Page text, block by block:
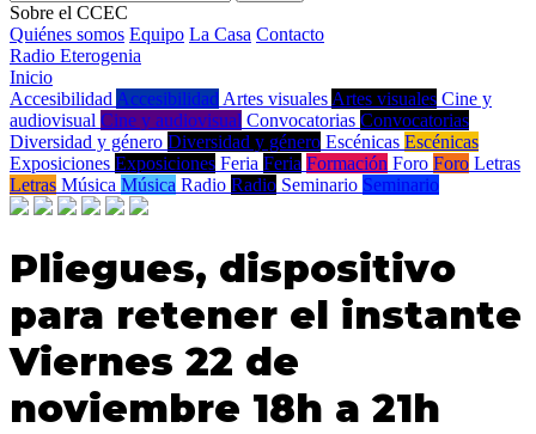
Sobre el CCEC
Quiénes somos Equipo La Casa Contacto
Radio Eterogenia
Inicio
Accesibilidad Accesibilidad Artes visuales Artes visuales Cine y
audiovisual Cine y audiovisual Convocatorias Convocatorias
Diversidad y género Diversidad y género Escénicas Escénicas
Exposiciones Exposiciones Feria Feria Formación Foro Foro Letras
Letras Música Música Radio Radio Seminario Seminario
Pliegues, dispositivo
para retener el instante
Viernes 22 de
noviembre 18h a 21h